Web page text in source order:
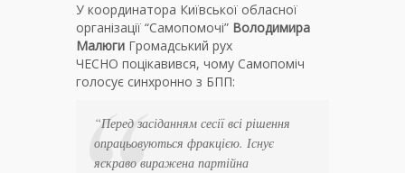
У координатора Київської обласної
організації “Самопомочі” Володимира
Малюги Громадський рух
ЧЕСНО поцікавився, чому Самопоміч
голосує синхронно з БПП:
“Перед засіданням сесії всі рішення
опрацьовуються фракцією. Існує
яскраво виражена партійна